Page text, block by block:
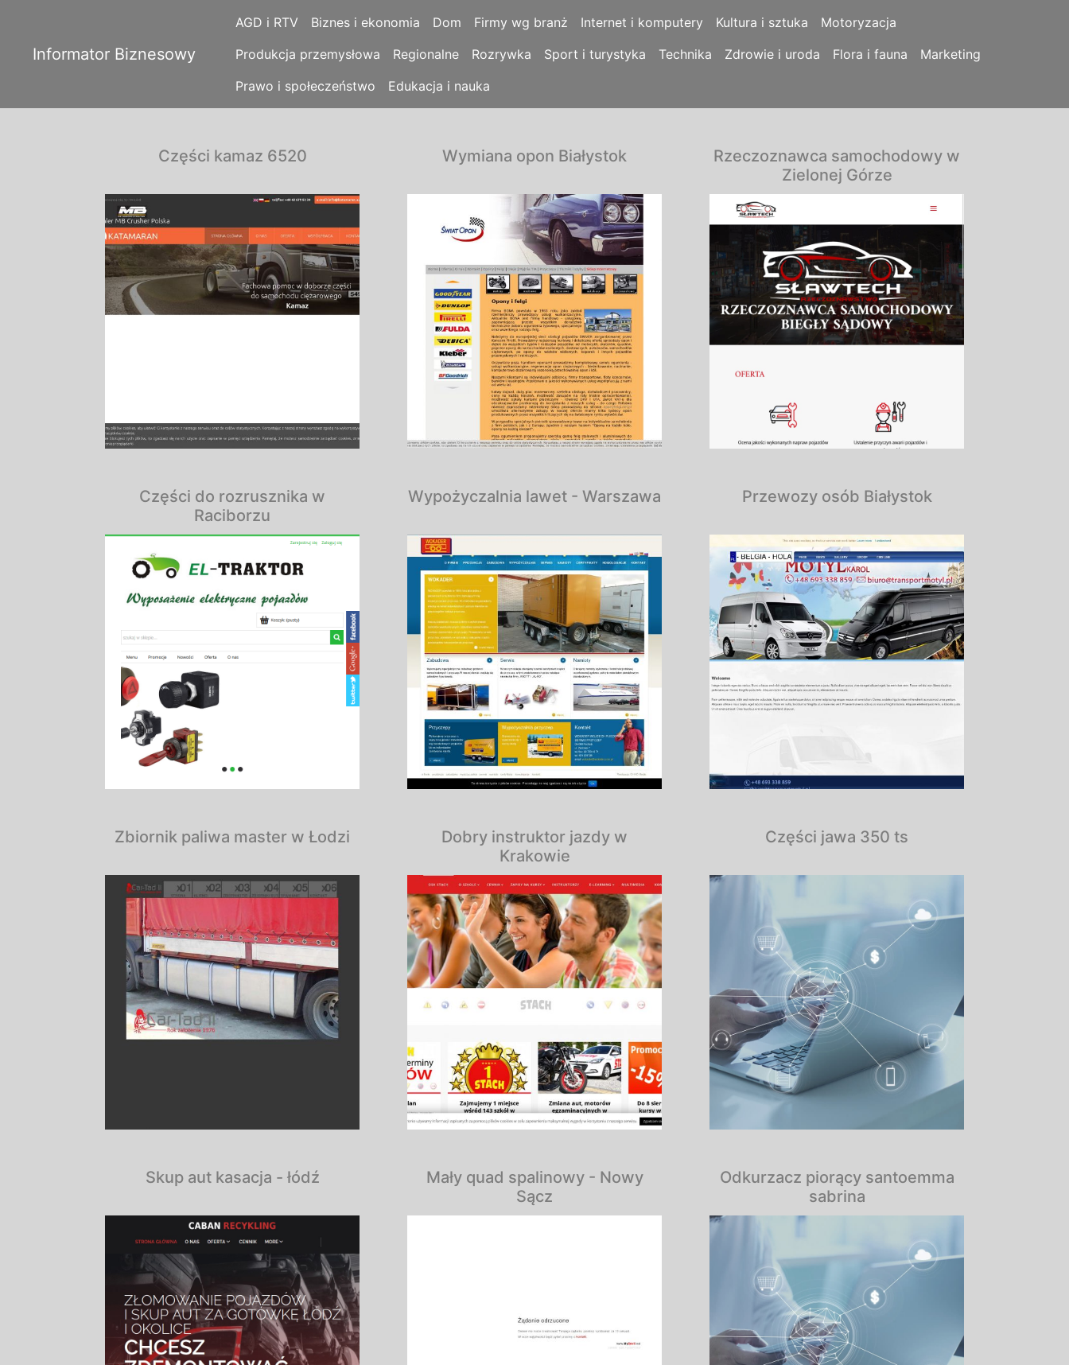
Informator Biznesowy
AGD i RTV Biznes i ekonomia Dom Firmy wg branż Internet i komputery Kultura i sztuka
Motoryzacja
Produkcja przemysłowa
Regionalne Rozrywka Sport i turystyka Technika Zdrowie i uroda Flora i fauna
Marketing
Prawo i społeczeństwo
Edukacja i nauka
Części kamaz 6520 Wymiana opon Białystok
Rzeczoznawca samochodowy w
Zielonej Górze
Części do rozrusznika w
Raciborzu
Wypożyczalnia lawet - Warszawa Przewozy osób Białystok
Zbiornik paliwa master w Łodzi
Dobry instruktor jazdy w
Krakowie
Części jawa 350 ts
Skup aut kasacja - łódź
Mały quad spalinowy - Nowy
Sącz
Odkurzacz piorący santoemma
sabrina